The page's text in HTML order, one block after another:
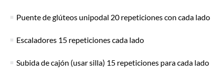
Puente de glúteos unipodal 20 repeticiones con cada lado
Escaladores 15 repeticiones cada lado
Subida de cajón (usar silla) 15 repeticiones para cada lado